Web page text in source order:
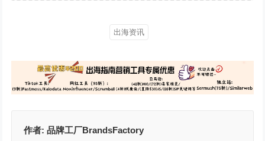
出海资讯
作者:品牌工厂BrandsFactory